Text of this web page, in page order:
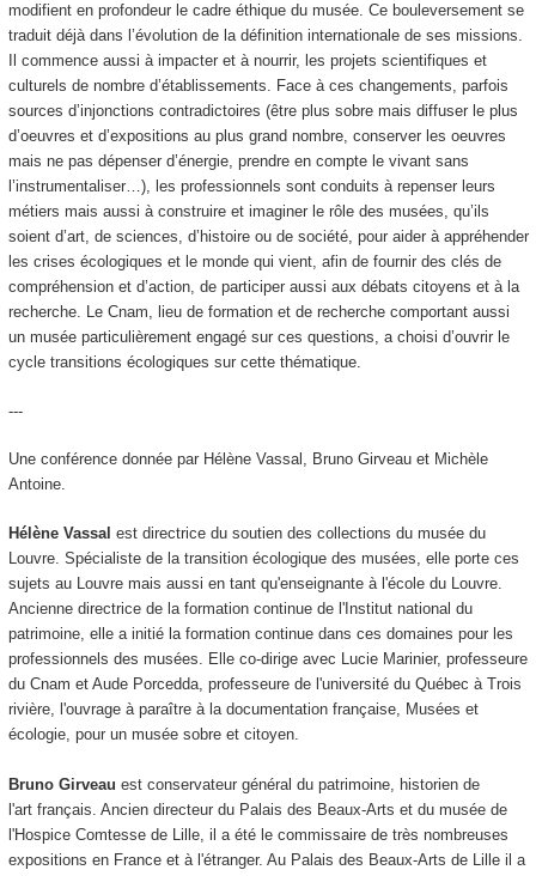
modifient en profondeur le cadre éthique du musée. Ce bouleversement se
traduit déjà dans l’évolution de la définition internationale de ses missions.
Il commence aussi à impacter et à nourrir, les projets scientifiques et
culturels de nombre d’établissements. Face à ces changements, parfois
sources d’injonctions contradictoires (être plus sobre mais diffuser le plus
d’oeuvres et d’expositions au plus grand nombre, conserver les oeuvres
mais ne pas dépenser d’énergie, prendre en compte le vivant sans
l’instrumentaliser…), les professionnels sont conduits à repenser leurs
métiers mais aussi à construire et imaginer le rôle des musées, qu’ils
soient d’art, de sciences, d’histoire ou de société, pour aider à appréhender
les crises écologiques et le monde qui vient, afin de fournir des clés de
compréhension et d’action, de participer aussi aux débats citoyens et à la
recherche. Le Cnam, lieu de formation et de recherche comportant aussi
un musée particulièrement engagé sur ces questions, a choisi d’ouvrir le
cycle transitions écologiques sur cette thématique.
---
Une conférence donnée par Hélène Vassal, Bruno Girveau et Michèle
Antoine.
Hélène Vassal est directrice du soutien des collections du musée du
Louvre. Spécialiste de la transition écologique des musées, elle porte ces
sujets au Louvre mais aussi en tant qu'enseignante à l'école du Louvre.
Ancienne directrice de la formation continue de l'Institut national du
patrimoine, elle a initié la formation continue dans ces domaines pour les
professionnels des musées. Elle co-dirige avec Lucie Marinier, professeure
du Cnam et Aude Porcedda, professeure de l'université du Québec à Trois
rivière, l'ouvrage à paraître à la documentation française, Musées et
écologie, pour un musée sobre et citoyen.
Bruno Girveau est conservateur général du patrimoine, historien de
l'art français. Ancien directeur du Palais des Beaux-Arts et du musée de
l'Hospice Comtesse de Lille, il a été le commissaire de très nombreuses
expositions en France et à l'étranger. Au Palais des Beaux-Arts de Lille il a